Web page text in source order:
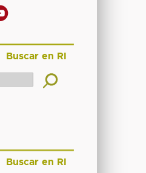
Buscar en RI
Buscar en RI